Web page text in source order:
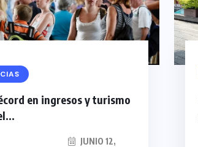
en ingresos y turismo
JUNIO 12,